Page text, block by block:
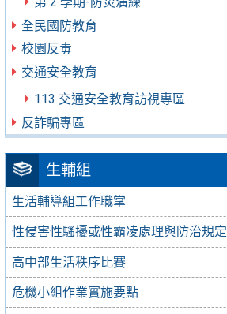
全民國防教育
校園反毒
交通安全教育
113 交通安全教育訪視專區
反詐騙專區
生輔組
生活輔導組工作職掌
性侵害性騷擾或性霸凌處理與防治規定
高中部生活秩序比賽
危機小組作業實施要點